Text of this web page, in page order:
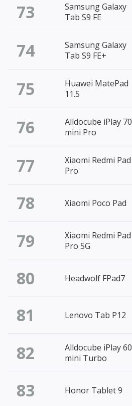
73
Samsung Galaxy
Tab S9 FE
74
Samsung Galaxy
Tab S9 FE+
75
Huawei MatePad
11.5
76
Alldocube iPlay 70
mini Pro
77
Xiaomi Redmi Pad
Pro
78 Xiaomi Poco Pad
79
Xiaomi Redmi Pad
Pro 5G
80 Headwolf FPad7
81 Lenovo Tab P12
82
Alldocube iPlay 60
mini Turbo
83 Honor Tablet 9